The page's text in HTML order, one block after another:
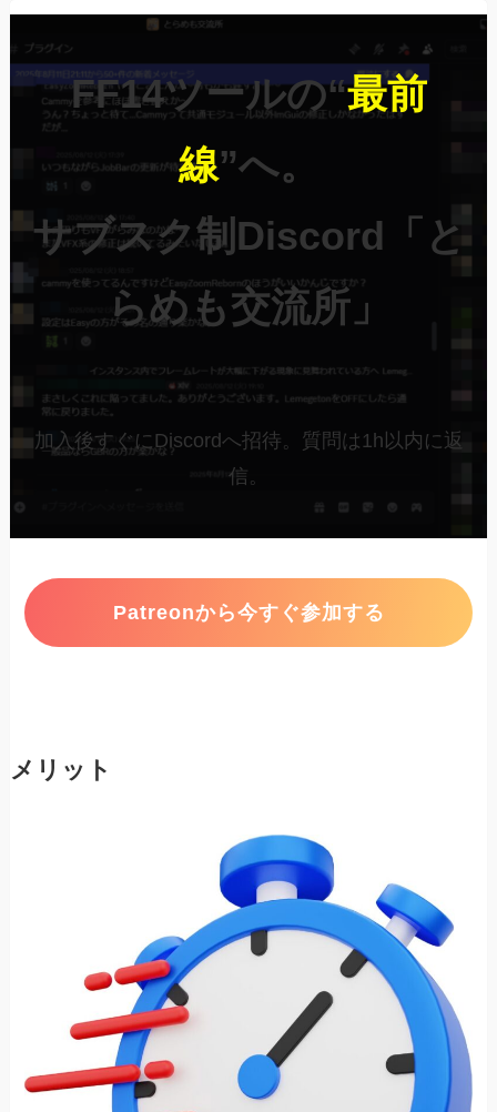
FF14ツールの“最前
線”へ。
サブスク制Discord「と
らめも交流所」
加入後すぐにDiscordへ招待。質問は1h以内に返
信。
Patreonから今すぐ参加する
メリット